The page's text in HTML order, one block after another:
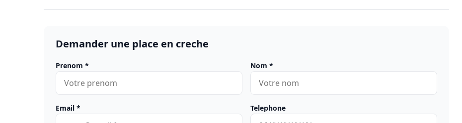
Demander une place en creche
Prenom * Nom *
Email * Telephone